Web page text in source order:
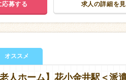
応募する 求人の詳細を
オススメ
老人ホーム】花小金井駅＜